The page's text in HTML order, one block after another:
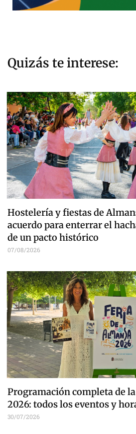
Quizás te interese:
Hostelería y fiestas de
acuerdo para enterrar el
de un pacto histórico
07/08/2026
Programación completa de
2026: todos los eventos y
30/07/2026